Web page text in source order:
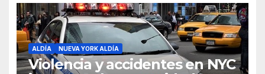
ALDÍA NUEVA YORK ALDÍA
Violencia y accidentes en NYC